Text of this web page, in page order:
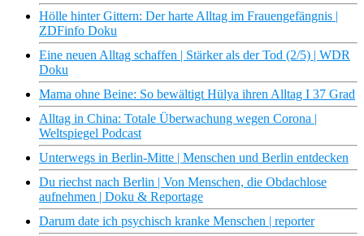
Hölle hinter Gittern: Der harte Alltag im Frauengefängnis |
ZDFinfo Doku
Eine neuen Alltag schaffen | Stärker als der Tod (2/5) | WDR
Doku
Mama ohne Beine: So bewältigt Hülya ihren Alltag I 37 Grad
Alltag in China: Totale Überwachung wegen Corona |
Weltspiegel Podcast
Unterwegs in Berlin-Mitte | Menschen und Berlin entdecken
Du riechst nach Berlin | Von Menschen, die Obdachlose
aufnehmen | Doku & Reportage
Darum date ich psychisch kranke Menschen | reporter